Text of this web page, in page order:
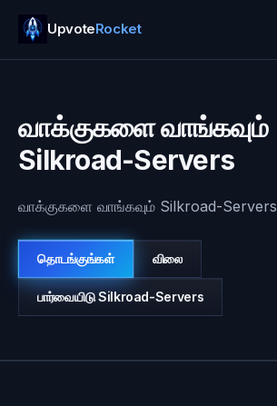
UpvoteRocket
உள்நுழை
வாக்குகளை வாங்கவும்
Silkroad-Servers
வாக்குகளை வாங்கவும் Silkroad-Servers
தொடங்குங்கள் விலை
பார்வையிடு Silkroad-Servers